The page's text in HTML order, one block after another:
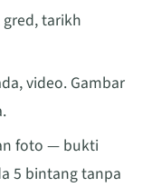
tarikh
video. Gambar
foto — bukti
5 bintang tanpa